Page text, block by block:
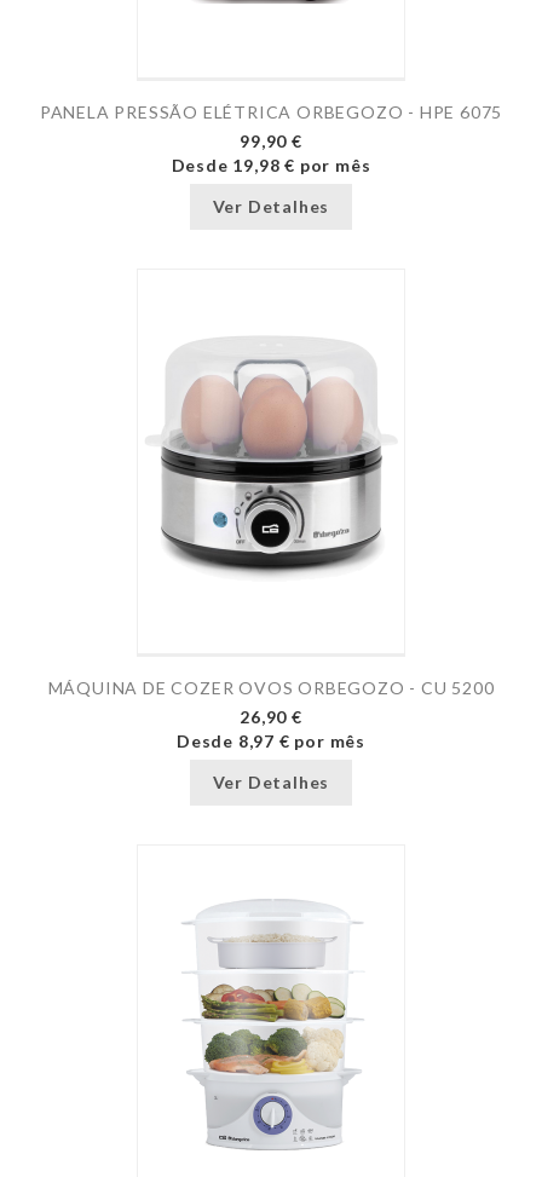
PANELA PRESSÃO ELÉTRICA ORBEGOZO - HPE 6075
99,90 €
Desde 19,98 € por mês
Ver Detalhes
MÁQUINA DE COZER OVOS ORBEGOZO - CU 5200
26,90 €
Desde 8,97 € por mês
Ver Detalhes